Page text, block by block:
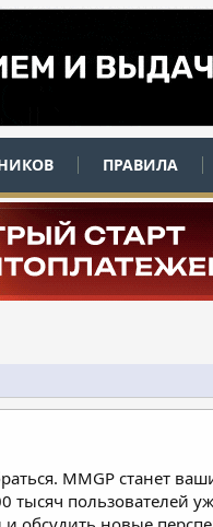
ПРАВИЛА
MMGP станет
пользователей